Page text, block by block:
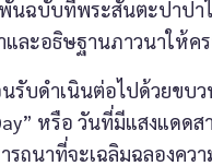
ฉบับที่พระสันตะปาปาไ
ละอธิษฐานภาวนาให้ค
เนินต่อไปด้วยขบวนธง
หรือ วันที่มีแสงแดดส
รถนาที่จะเฉลิมฉลองคว